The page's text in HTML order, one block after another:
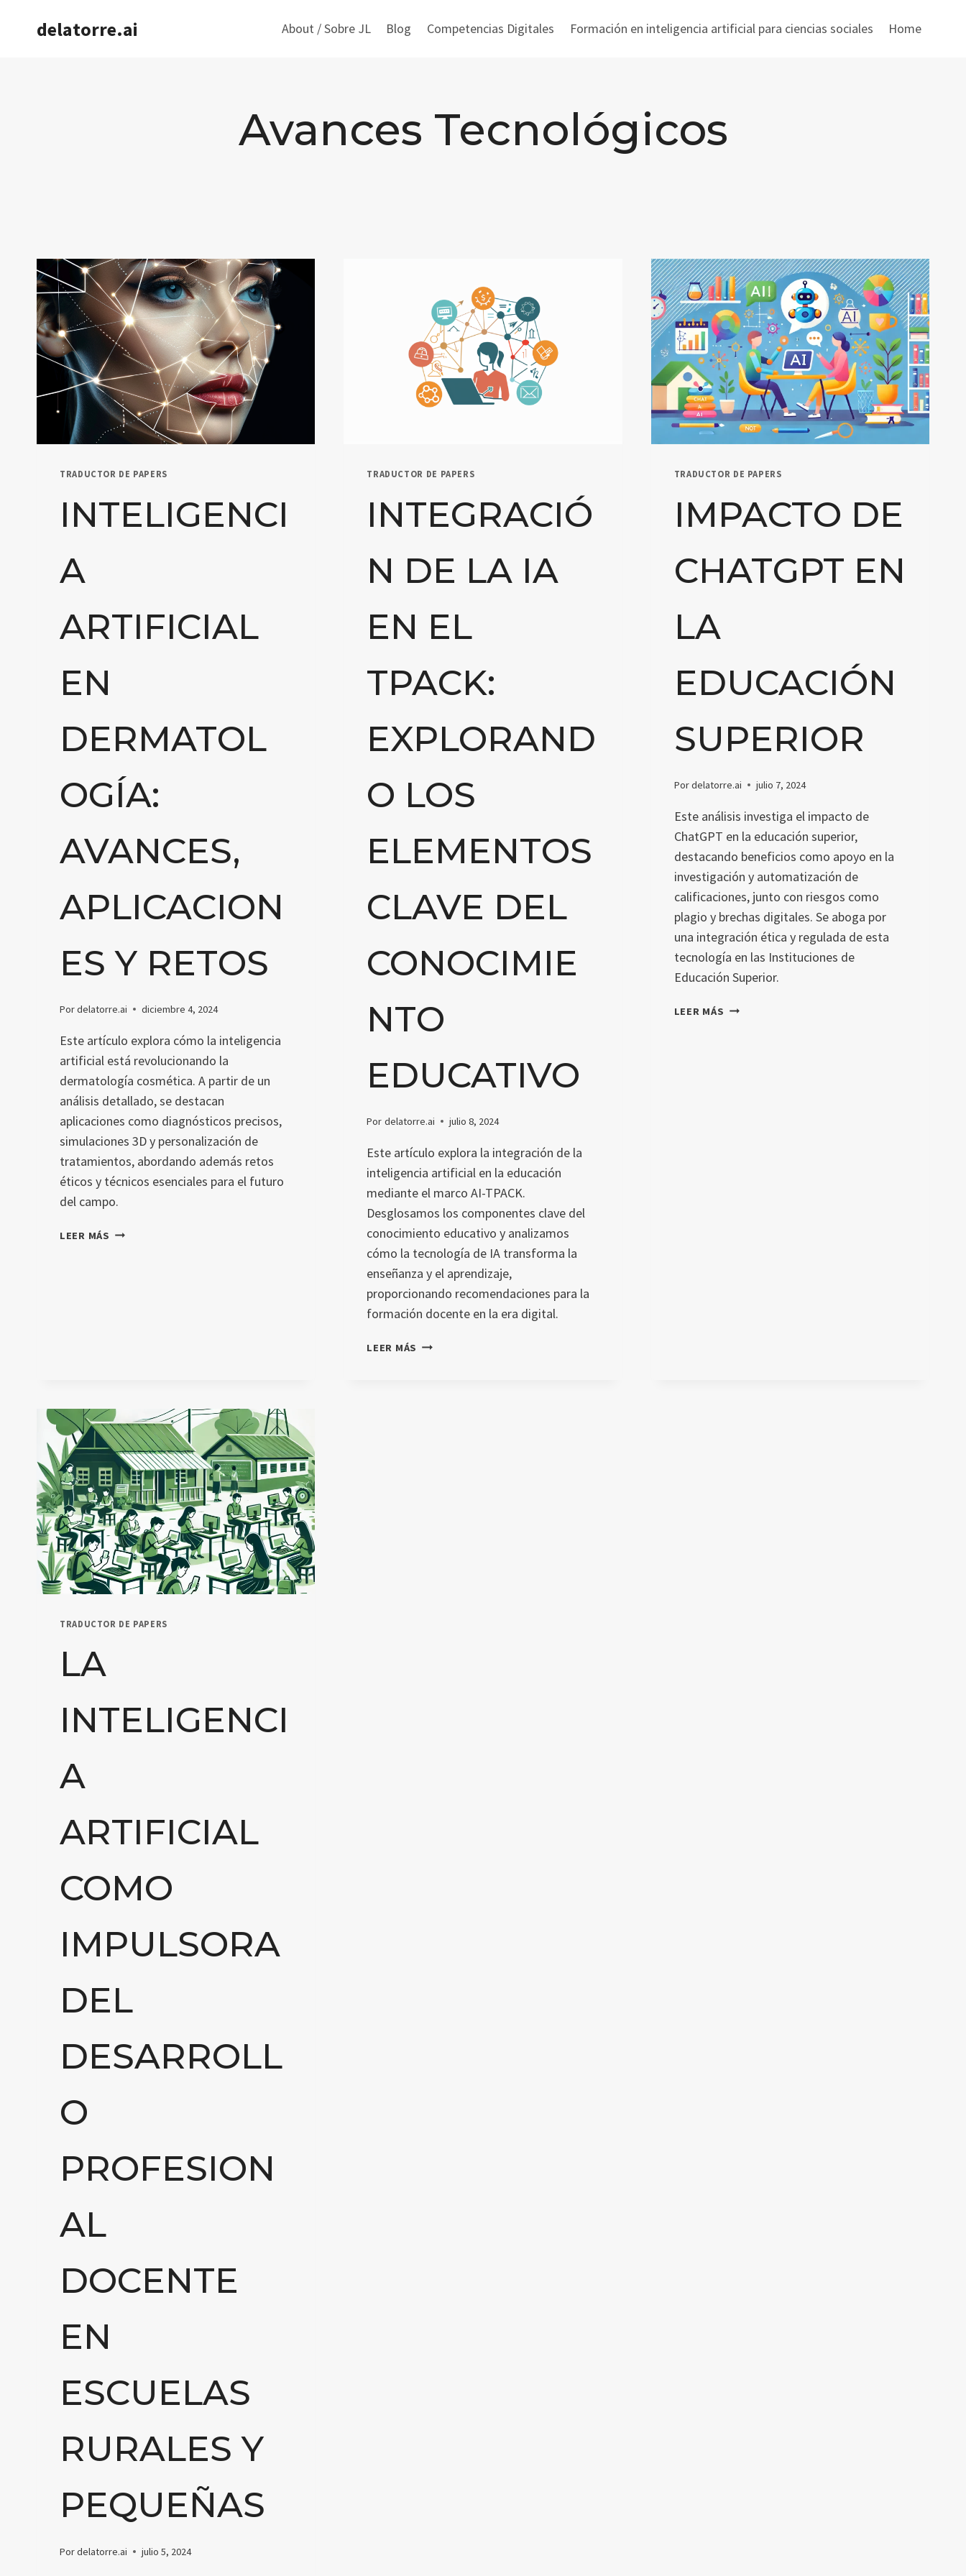
delatorre.ai About / Sobre JL Blog Competencias Digitales Formación en inteligencia artificial para ciencias sociales Home
Avances Tecnológicos
TRADUCTOR DE PAPERS
INTELIGENCI
A
ARTIFICIAL
EN
DERMATOL
OGÍA:
AVANCES,
APLICACION
ES Y RETOS
Pordelatorre.ai diciembre 4, 2024
Este artículo explora cómo la inteligencia
artificial está revolucionando la
dermatología cosmética. A partir de un
análisis detallado, se destacan
aplicaciones como diagnósticos precisos,
simulaciones 3D y personalización de
tratamientos, abordando además retos
éticos y técnicos esenciales para el futuro
del campo.
LEER MÁS INTELIGENCIA
TRADUCTOR DE PAPERS
INTEGRACIÓ
N DE LA IA
EN EL
TPACK:
EXPLORAND
O LOS
ELEMENTOS
CLAVE DEL
CONOCIMIE
NTO
EDUCATIVO
Por delatorre.ai julio 8, 2024
Este artículo explora la integración de la
inteligencia artificial en la educación
mediante el marco AI-TPACK.
Desglosamos los componentes clave del
conocimiento educativo y analizamos
cómo la tecnología de IA transforma la
enseñanza y el aprendizaje,
proporcionando recomendaciones para la
formación docente en la era digital.
LEER MÁS INTEGRACIÓN
TRADUCTOR DE PAPERS
IMPACTO DE
CHATGPT EN
LA
EDUCACIÓN
SUPERIOR
Pordelatorre.ai julio 7, 2024
Este análisis investiga el impacto de
ChatGPT en la educación superior,
destacando beneficios como apoyo en la
investigación y automatización de
calificaciones, junto con riesgos como
plagio y brechas digitales. Se aboga por
una integración ética y regulada de esta
tecnología en las Instituciones de
Educación Superior.
LEER MÁS IMPACTO
TRADUCTOR DE PAPERS
LA
INTELIGENCI
A
ARTIFICIAL
COMO
IMPULSORA
DEL
DESARROLL
O
PROFESION
AL
DOCENTE
EN
ESCUELAS
RURALES Y
PEQUEÑAS
Pordelatorre.ai julio 5, 2024